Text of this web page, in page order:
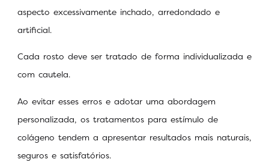
aspecto excessivamente inchado, arredondado e
artificial.
Cada rosto deve ser tratado de forma individualizada e
com cautela.
Ao evitar esses erros e adotar uma abordagem
personalizada, os tratamentos para estímulo de
colágeno tendem a apresentar resultados mais naturais,
seguros e satisfatórios.